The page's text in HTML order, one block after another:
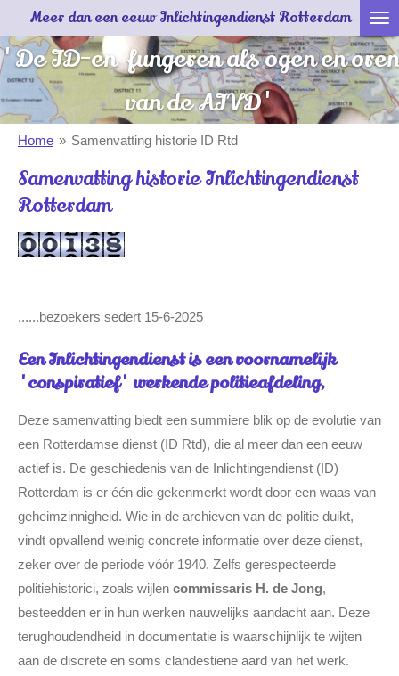
direct
naar
hoofdinhoud
Meer dan een eeuw Inlichtingendienst Rotterdam
'De ID-en fungeren als ogen en oren
van de AIVD'
Home » Samenvatting historie ID Rtd
Samenvatting historie Inlichtingendienst
Rotterdam
......bezoekers sedert 15-6-2025
Een Inlichtingendienst is een voornamelijk
'conspiratief' werkende politieafdeling,
Deze samenvatting biedt een summiere blik op de evolutie van
een Rotterdamse dienst (ID Rtd), die al meer dan een eeuw
actief is. De geschiedenis van de Inlichtingendienst (ID)
Rotterdam is er één die gekenmerkt wordt door een waas van
geheimzinnigheid. Wie in de archieven van de politie duikt,
vindt opvallend weinig concrete informatie over deze dienst,
zeker over de periode vóór 1940. Zelfs gerespecteerde
politiehistorici, zoals wijlen commissaris H. de Jong,
besteedden er in hun werken nauwelijks aandacht aan. Deze
terughoudendheid in documentatie is waarschijnlijk te wijten
aan de discrete en soms clandestiene aard van het werk.